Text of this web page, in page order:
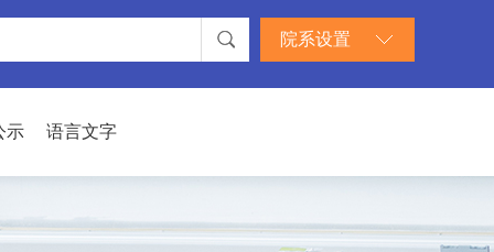
院系设置
示 语言文字